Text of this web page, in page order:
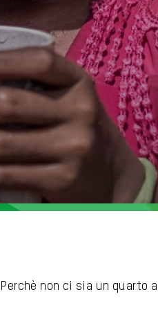
non ci sia un quarto